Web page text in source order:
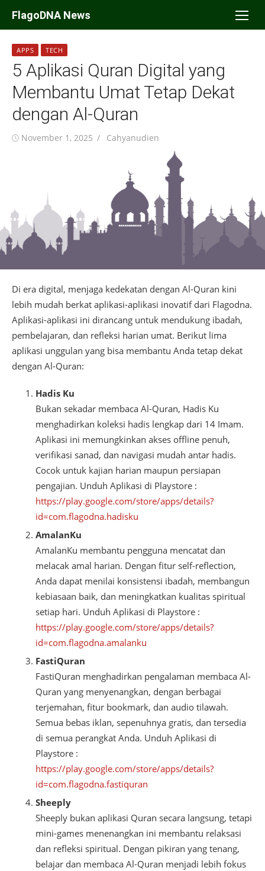
FlagoDNA News
APPS TECH
5 Aplikasi Quran Digital yang
Membantu Umat Tetap Dekat
dengan Al-Quran
Posted
November 1, 2025 Author
Cahyanudien
Di era digital, menjaga kedekatan dengan Al-Quran kini
lebih mudah berkat aplikasi-aplikasi inovatif dari Flagodna.
Aplikasi-aplikasi ini dirancang untuk mendukung ibadah,
pembelajaran, dan refleksi harian umat. Berikut lima
aplikasi unggulan yang bisa membantu Anda tetap dekat
dengan Al-Quran:
Hadis Ku
Bukan sekadar membaca Al-Quran, Hadis Ku
menghadirkan koleksi hadis lengkap dari 14 Imam.
Aplikasi ini memungkinkan akses offline penuh,
verifikasi sanad, dan navigasi mudah antar hadis.
Cocok untuk kajian harian maupun persiapan
pengajian. Unduh Aplikasi di Playstore :
https://play.google.com/store/apps/details?
id=com.flagodna.hadisku
AmalanKu
AmalanKu membantu pengguna mencatat dan
melacak amal harian. Dengan fitur self-reflection,
Anda dapat menilai konsistensi ibadah, membangun
kebiasaan baik, dan meningkatkan kualitas spiritual
setiap hari. Unduh Aplikasi di Playstore :
https://play.google.com/store/apps/details?
id=com.flagodna.amalanku
FastiQuran
FastiQuran menghadirkan pengalaman membaca Al-
Quran yang menyenangkan, dengan berbagai
terjemahan, fitur bookmark, dan audio tilawah.
Semua bebas iklan, sepenuhnya gratis, dan tersedia
di semua perangkat Anda. Unduh Aplikasi di
Playstore :
https://play.google.com/store/apps/details?
id=com.flagodna.fastiquran
Sheeply
Sheeply bukan aplikasi Quran secara langsung, tetapi
mini-games menenangkan ini membantu relaksasi
dan refleksi spiritual. Dengan pikiran yang tenang,
belajar dan membaca Al-Quran menjadi lebih fokus